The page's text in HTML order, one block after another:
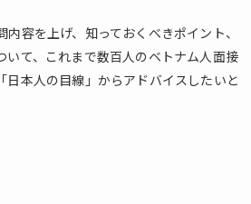
内容を上げ、知っておくべきポイント、
いて、これまで数百人のベトナム人面接
日本人の目線」からアドバイスしたいと